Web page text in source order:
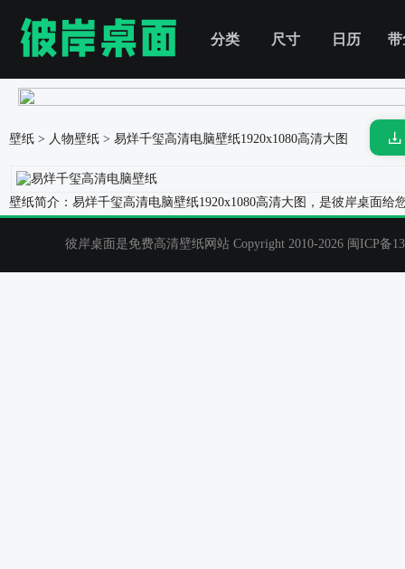
分类 尺寸 日历 带
壁纸 > 人物壁纸 > 易烊千玺高清电脑壁纸1920x1080高清大图
壁纸简介：易烊千玺高清电脑壁纸1920x1080高清大图，是彼岸桌面
彼岸桌面是免费高清壁纸网站 Copyright 2010-2026 闽ICP备